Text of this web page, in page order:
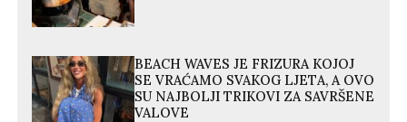
BEACH WAVES JE FRIZURA KOJOJ
SE VRAĆAMO SVAKOG LJETA, A OVO
SU NAJBOLJI TRIKOVI ZA SAVRŠENE
VALOVE